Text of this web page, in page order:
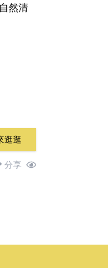
然清
逛逛
分享